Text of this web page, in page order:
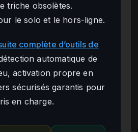
triche obsolètes.
le solo et le hors-ligne.
complète d’outils de
automatique de
activation propre en
sécurisés garantis pour
en charge.